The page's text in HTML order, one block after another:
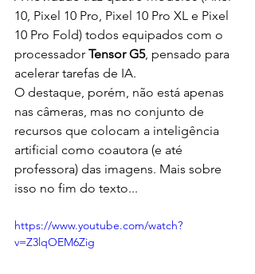
10, Pixel 10 Pro, Pixel 10 Pro XL e Pixel
10 Pro Fold) todos equipados com o
processador Tensor G5, pensado para
acelerar tarefas de IA.
O destaque, porém, não está apenas
nas câmeras, mas no conjunto de
recursos que colocam a inteligência
artificial como coautora (e até
professora) das imagens. Mais sobre
isso no fim do texto...
https://www.youtube.com/watch?
v=Z3lqOEM6Zig